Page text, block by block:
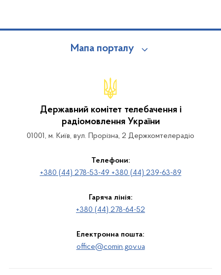
Мапа порталу
Державний комітет телебачення і
радіомовлення України
01001, м. Київ, вул. Прорізна, 2 Держкомтелерадіо
Телефони:
+380 (44) 278-53-49 +380 (44) 239-63-89
Гаряча лінія:
+380 (44) 278-64-52
Електронна пошта:
office@comin.gov.ua